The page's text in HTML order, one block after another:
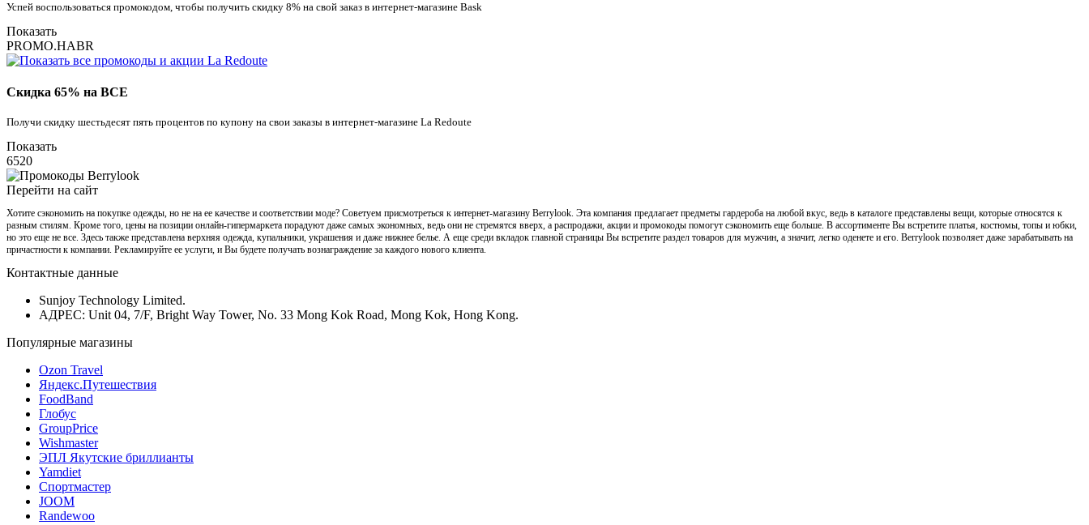
Успей воспользоваться промокодом, чтобы получить скидку 8% на свой заказ в интернет-магазине Bask
Показать
PROMO.HABR
Скидка 65% на ВСЕ
Получи скидку шестьдесят пять процентов по купону на свои заказы в интернет-магазине La Redoute
Показать
6520
Перейти на сайт
Хотите сэкономить на покупке одежды, но не на ее качестве и соответствии моде? Советуем присмотреться к интернет-магазину Berrylook. Эта компания предлагает предметы гардероба на любой вкус, ведь в каталоге представлены вещи, которые относятся к
разным стилям. Кроме того, цены на позиции онлайн-гипермаркета порадуют даже самых экономных, ведь они не стремятся вверх, а распродажи, акции и промокоды помогут сэкономить еще больше. В ассортименте Вы встретите платья, костюмы, топы и юбки,
но это еще не все. Здесь также представлена верхняя одежда, купальники, украшения и даже нижнее белье. А еще среди вкладок главной страницы Вы встретите раздел товаров для мужчин, а значит, легко оденете и его. Berrylook позволяет даже зарабатывать на
причастности к компании. Рекламируйте ее услуги, и Вы будете получать вознаграждение за каждого нового клиента.
Контактные данные
Sunjoy Technology Limited.
АДРЕС: Unit 04, 7/F, Bright Way Tower, No. 33 Mong Kok Road, Mong Kok, Hong Kong.
Популярные магазины
Ozon Travel
Яндекс.Путешествия
FoodBand
Глобус
GroupPrice
Wishmaster
ЭПЛ Якутские бриллианты
Yamdiet
Спортмастер
JOOM
Randewoo